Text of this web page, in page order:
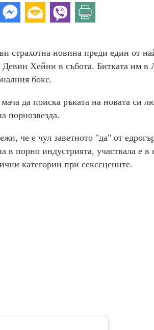
страхотна новина преди един от
Хейни в събота. Битката им в
бокс.
да поиска ръката на новата си
порнозвезда.
че е чул заветното "да" от
в порно индустрията, участвала е
категории при секссцените.